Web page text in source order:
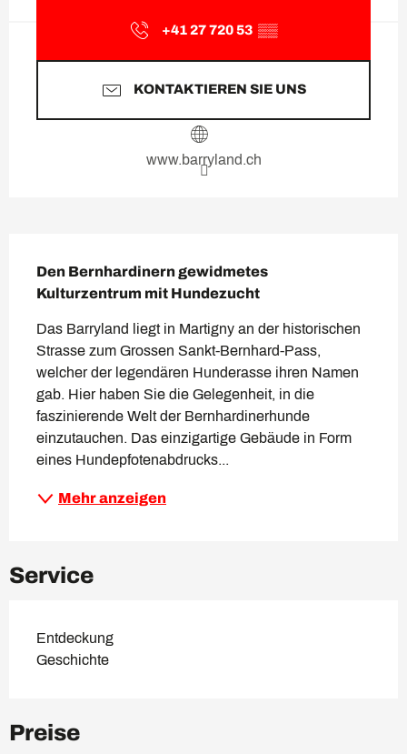
+41 27 720 53 ▒▒
KONTAKTIEREN SIE UNS
www.barryland.ch
Den Bernhardinern gewidmetes
Kulturzentrum mit Hundezucht
Das Barryland liegt in Martigny an der historischen
Strasse zum Grossen Sankt-Bernhard-Pass,
welcher der legendären Hunderasse ihren Namen
gab. Hier haben Sie die Gelegenheit, in die
faszinierende Welt der Bernhardinerhunde
einzutauchen. Das einzigartige Gebäude in Form
eines Hundepfotenabdrucks...
Mehr anzeigen
Service
Entdeckung
Geschichte
Preise